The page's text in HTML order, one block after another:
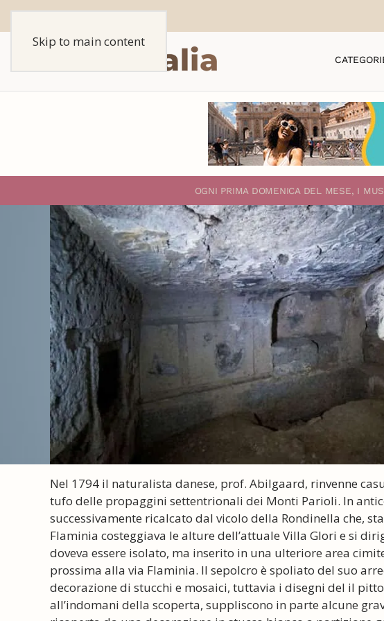
Skip to main content
OGNI PRIMA DOMENICA DEL MESE, I
Nel 1794 il naturalista danese, prof. Abilgaard, rinvenne
tufo delle propaggini settentrionali dei Monti Parioli. In
successivamente ricalcato dal vicolo della Rondinella che,
Flaminia costeggiava le alture dell’attuale Villa Glori e si
doveva essere isolato, ma inserito in una ulteriore area
prossima alla via Flaminia. Il sepolcro è spoliato del suo
decorazione di stucchi e mosaici, tuttavia i disegni del il
all’indomani della scoperta, suppliscono in parte alcune